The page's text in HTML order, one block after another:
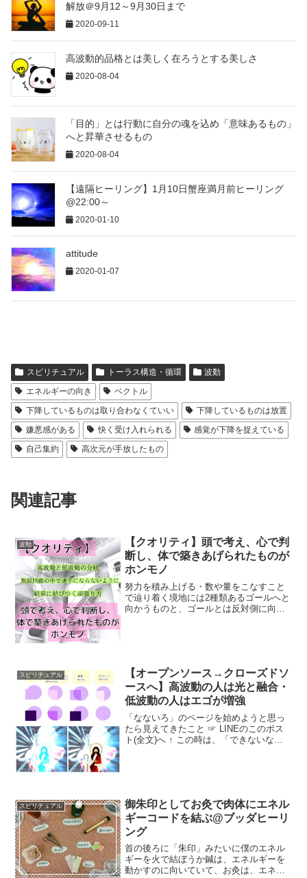
解放＠9月12～9月30日まで
2020-09-11
高波動的品格とは美しく在ろうとする美しさ
2020-08-04
「目的」とは行動に自分の魂を込め「意味あるもの」
へと昇華させるもの
2020-08-04
【遠隔ヒーリング】1月10日蟹座満月前ヒーリング
@22:00～
2020-01-10
attitude
2020-01-07
スピリチュアル トーラス構造・循環
波動
エネルギーの向き
ベクトル
下降しているものは取り合わなくていい
下降しているものは放置
嫌悪感がある
快く受け入れられる
感覚が下降を捉えている
自己集約
高次元が手放したもの
関連記事
波動
【クオリティ】頭で考え、心で判
断し、体で築きあげられたものが
ホンモノ
努力を積み上げる・数や量をこなすこと
で辿り着く境地には2種類あるゴールへと
向かうものと、ゴールとは反対側に向か
スピリチュアル
【オープンソース→クローズドソ
ースへ】高波動の人は光と融合・
低波動の人はエゴが増強
「なないろ」のページを始めようと思っ
たら見えてきたこと ☞ LINEのこのポス
ト(全文)へ ↑ この時は、「できないなら
スピリチュアル
御朱印としてお灸で肉体にエネル
ギーコードを結ぶ@ブッダヒーリ
ング
首の後ろに「朱印」みたいに僕のエネル
ギーを火で結ぼうか鍼は、エネルギーを
動かすのに向いていて、お灸は、エネル